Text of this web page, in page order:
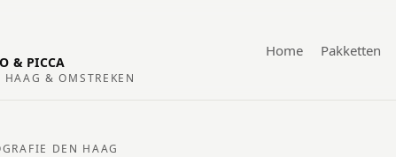
& PICCA
HAAG & OMSTREKEN
Home Pakketten
DEN HAAG